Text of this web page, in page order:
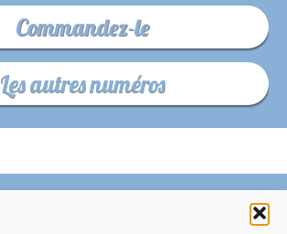
Commandez-le
Les autres numéros